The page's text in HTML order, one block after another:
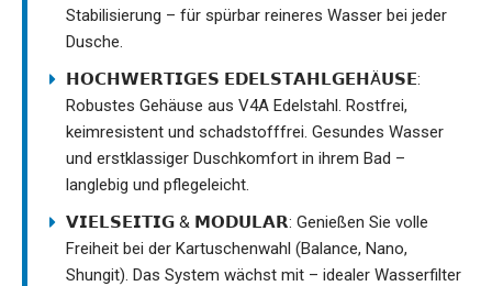
Stabilisierung – für spürbar reineres Wasser bei jeder
Dusche.
𝗛𝗢𝗖𝗛𝗪𝗘𝗥𝗧𝗜𝗚𝗘𝗦 𝗘𝗗𝗘𝗟𝗦𝗧𝗔𝗛𝗟𝗚𝗘𝗛Ä𝗨𝗦𝗘:
Robustes Gehäuse aus V4A Edelstahl. Rostfrei,
keimresistent und schadstofffrei. Gesundes Wasser
und erstklassiger Duschkomfort in ihrem Bad –
langlebig und pflegeleicht.
𝗩𝗜𝗘𝗟𝗦𝗘𝗜𝗧𝗜𝗚 & 𝗠𝗢𝗗𝗨𝗟𝗔𝗥: Genießen Sie volle
Freiheit bei der Kartuschenwahl (Balance, Nano,
Shungit). Das System wächst mit – idealer Wasserfilter